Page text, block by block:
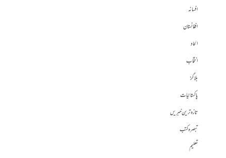
افسانہ
افغانستان
الحاد
انتخاب
بلاگز
پاکستانیات
تازہ ترین خبریں
تبصرہ کتب
تعلیم